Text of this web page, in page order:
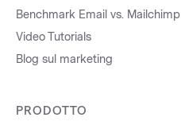
Benchmark Email vs. Mailchimp
Video Tutorials
Blog sul marketing
PRODOTTO